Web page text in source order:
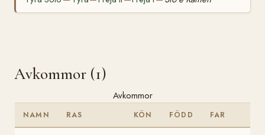
Avkommor (1)
Avkommor
NAMN RAS KÖN FÖDD FAR